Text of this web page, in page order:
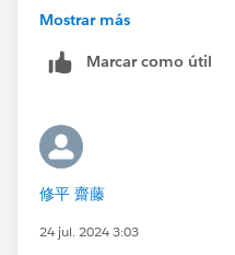
う方法も考えられます。
を挟む方法よりもこちら
と思いますが、Tableau
は残ります。
るのだろうと思いますが
Mostrar más
Marcar como útil
修平 齋藤
24 jul. 2024 3:03